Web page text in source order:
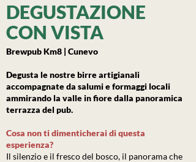
DEGUSTAZIONE
CON VISTA
Brewpub Km8 | Cunevo
Degusta le nostre birre artigianali
accompagnate da salumi e formaggi locali
ammirando la valle in fiore dalla panoramica
terrazza del pub.
Cosa non ti dimenticherai di questa
esperienza?
Il silenzio e il fresco del bosco, il panorama che